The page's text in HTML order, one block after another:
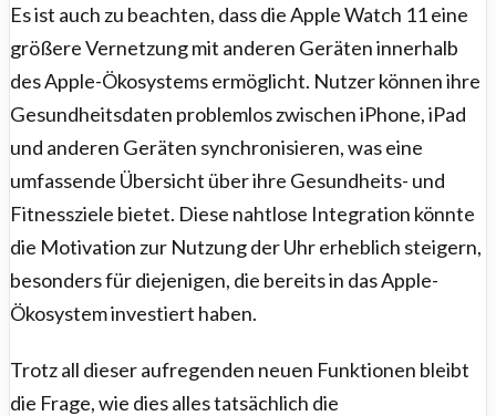
Es ist auch zu beachten, dass die Apple Watch 11 eine
größere Vernetzung mit anderen Geräten innerhalb
des Apple-Ökosystems ermöglicht. Nutzer können ihre
Gesundheitsdaten problemlos zwischen iPhone, iPad
und anderen Geräten synchronisieren, was eine
umfassende Übersicht über ihre Gesundheits- und
Fitnessziele bietet. Diese nahtlose Integration könnte
die Motivation zur Nutzung der Uhr erheblich steigern,
besonders für diejenigen, die bereits in das Apple-
Ökosystem investiert haben.
Trotz all dieser aufregenden neuen Funktionen bleibt
die Frage, wie dies alles tatsächlich die